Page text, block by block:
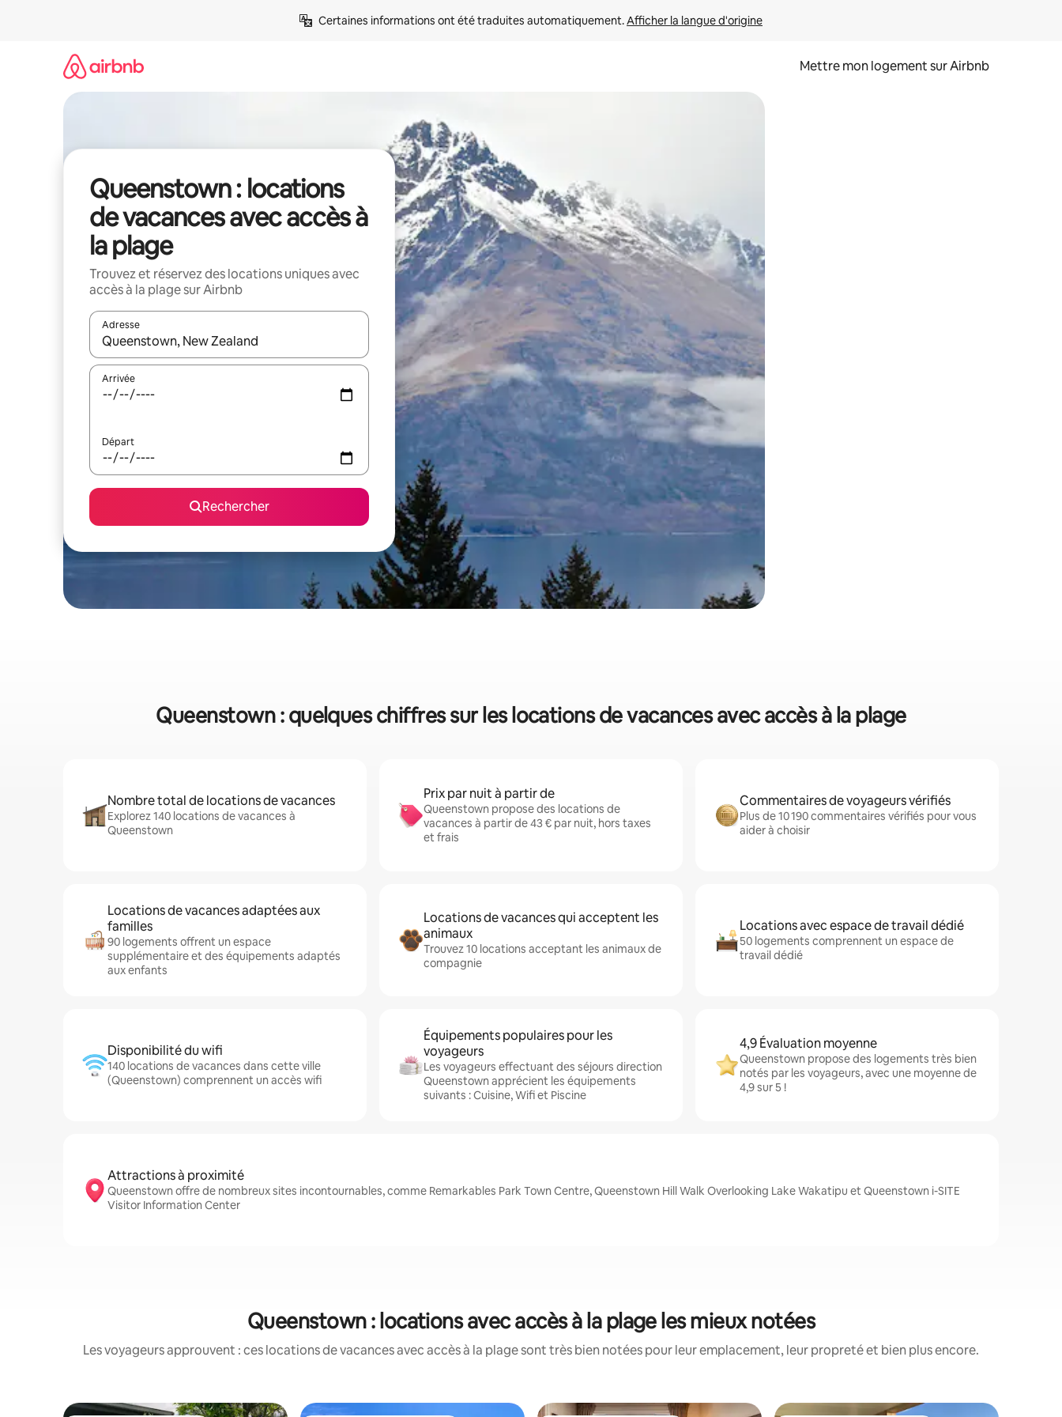
Certaines informations ont été traduites automatiquement. Afficher la langue d'origine
Mettre mon logement sur Airbnb
Queenstown : locations
de vacances avec accès à
la plage
Trouvez et réservez des locations uniques avec
accès à la plage sur Airbnb
Adresse
Lorsque les résultats s'affichent, utilisez les flèches vers le haut et vers le bas pour les parcourir ou en appuyant et en faisant glisser.
Arrivée
Départ
Rechercher
Queenstown : quelques chiffres sur les locations de vacances avec accès à la plage
Nombre total de locations de vacances
Explorez 140 locations de vacances à
Queenstown
Prix par nuit à partir de
Queenstown propose des locations de
vacances à partir de 43 € par nuit, hors taxes
et frais
Commentaires de voyageurs vérifiés
Plus de 10 190 commentaires vérifiés pour vous
aider à choisir
Locations de vacances adaptées aux
familles
90 logements offrent un espace
supplémentaire et des équipements adaptés
aux enfants
Locations de vacances qui acceptent les
animaux
Trouvez 10 locations acceptant les animaux de
compagnie
Locations avec espace de travail dédié
50 logements comprennent un espace de
travail dédié
Disponibilité du wifi
140 locations de vacances dans cette ville
(Queenstown) comprennent un accès wifi
Équipements populaires pour les
voyageurs
Les voyageurs effectuant des séjours direction
Queenstown apprécient les équipements
suivants : Cuisine, Wifi et Piscine
4,9 Évaluation moyenne
Queenstown propose des logements très bien
notés par les voyageurs, avec une moyenne de
4,9 sur 5 !
Attractions à proximité
Queenstown offre de nombreux sites incontournables, comme Remarkables Park Town Centre, Queenstown Hill Walk Overlooking Lake Wakatipu et Queenstown i-SITE
Visitor Information Center
Queenstown : locations avec accès à la plage les mieux notées
Les voyageurs approuvent : ces locations de vacances avec accès à la plage sont très bien notées pour leur emplacement, leur propreté et bien plus encore.